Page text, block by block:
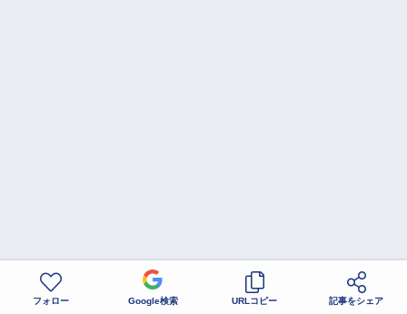
フォロー Google検索 URLコピー 記事をシェア